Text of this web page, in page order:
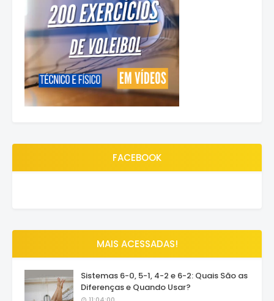
FACEBOOK
MAIS ACESSADAS!
Sistemas 6-0, 5-1, 4-2 e 6-2: Quais São as
Diferenças e Quando Usar?